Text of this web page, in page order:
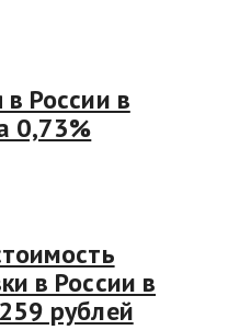
России в
0,73%
в России в
рублей